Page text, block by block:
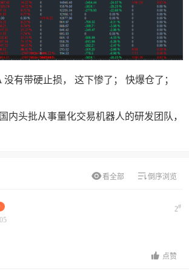
没有带硬止损， 这下惨了； 快爆仓了；
内头批从事量化交易机器人的研发团队，
看全部 倒序浏览
2#
点赞